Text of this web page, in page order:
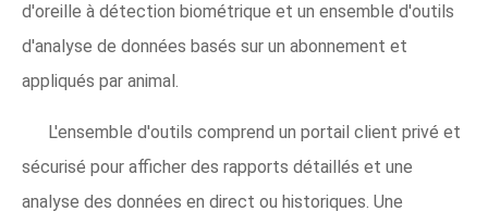
d'oreille à détection biométrique et un ensemble d'outils
d'analyse de données basés sur un abonnement et
appliqués par animal.
L'ensemble d'outils comprend un portail client privé et
sécurisé pour afficher des rapports détaillés et une
analyse des données en direct ou historiques. Une